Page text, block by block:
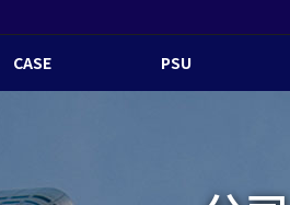
CASE PSU